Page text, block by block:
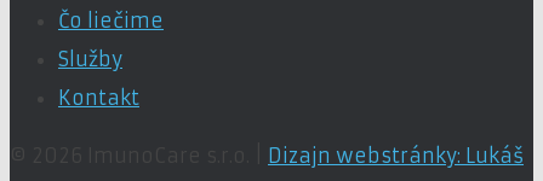
Čo liečime
Služby
Kontakt
Dizajn webstránky: Lukáš